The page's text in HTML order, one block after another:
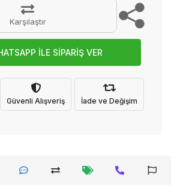
Karşılaştır
İLE SİPARİŞ VER
Güvenli Alışveriş İade ve Değişim